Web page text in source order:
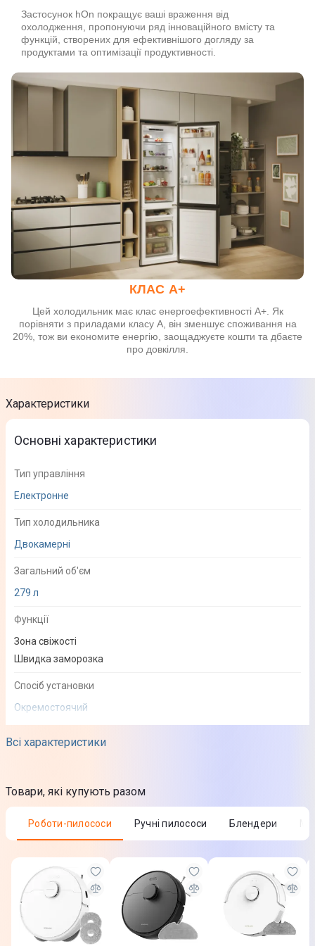
Застосунок hOn покращує ваші враження від
охолодження, пропонуючи ряд інноваційного вмісту та
функцій, створених для ефективнішого догляду за
продуктами та оптимізації продуктивності.
КЛАС А+
Цей холодильник має клас енергоефективності А+. Як
порівняти з приладами класу А, він зменшує споживання на
20%, тож ви економите енергію, заощаджуєте кошти та дбаєте
про довкілля.
Характеристики
Всі характеристики
Основні характеристики
Тип управління
Електронне
Тип холодильника
Двокамерні
Загальний об'єм
279 л
Функції
Зона свіжості
Швидка заморозка
Спосіб установки
Окремостоячий
Приховані дверні ручки
Нульова камера
Двері, що переважуються
Додаткові характеристики
Річне енергоспоживання
237 кВт/рік
Товари, які купують разом
Роботи-пилососи Ручні пилососи Блендери